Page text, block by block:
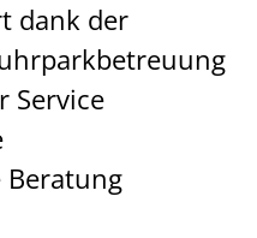
dank der
Service